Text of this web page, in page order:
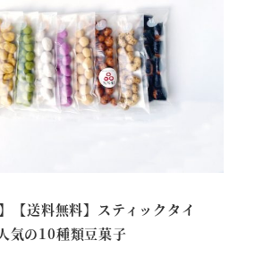
【送料無料】スティックタイ
気の10種類豆菓子